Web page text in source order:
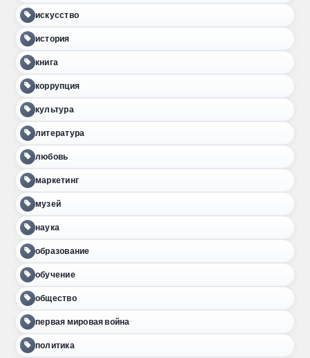
искусство
история
книга
коррупция
культура
литература
любовь
маркетинг
музей
наука
образование
обучение
общество
первая мировая война
политика